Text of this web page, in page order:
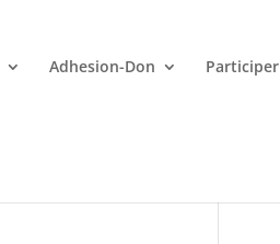
Adhesion-Don Participer